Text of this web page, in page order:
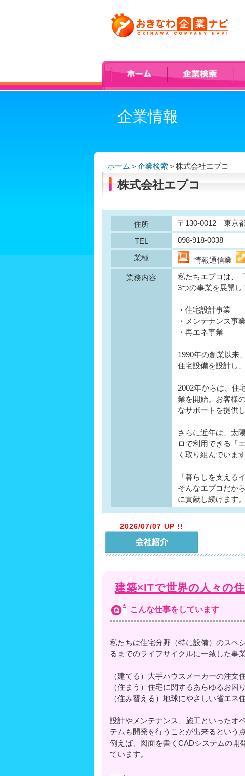
企業情報
ホーム ＞ 企業検索＞ 株式会社エプコ
株式会社エプコ
住所 〒130-0012 東京
TEL 098-918-0038
業種 情報通信業
業務内容
私たちエプコは、
3つの事業を展開し
・住宅設計事業
・メンテナンス事業
・再エネ事業
1990年の創業以来
住宅設備を設計し
2002年からは、住
業を開始。お客様
なサポートを提供
さらに近年は、太
ロで利用できる「
く取り組んでいます
「暮らしを支える
そんなエプコだか
に貢献し続けます。
2026/07/07 UP !!
建築×ITで世界の人々の
こんな仕事をしています
私たちは住宅分野（特に設備）のスペ
るまでのライフサイクルに一致した事
（建てる）大手ハウスメーカーの注文
（住まう）住宅に関するあらゆるお困
（住み替える）地球にやさしい省エネ
設計やメンテナンス、施工といったオ
テムも開発を行うことが出来るという
例えば、図面を書くCADシステムの開
ています。